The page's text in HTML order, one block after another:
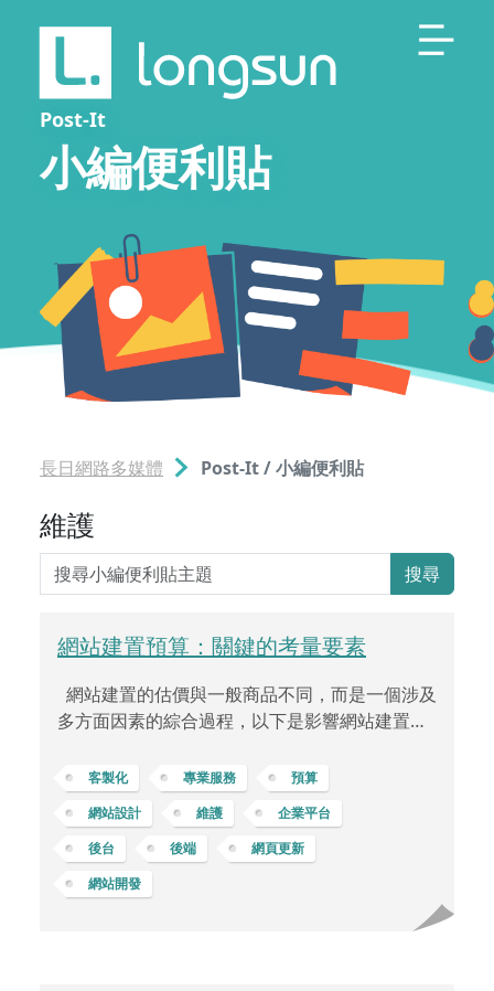
Post-It
小編便利貼
長日網路多媒體 Post-It / 小編便利貼
維護
搜尋
網站建置預算：關鍵的考量要素
網站建置的估價與一般商品不同，而是一個涉及
多方面因素的綜合過程，以下是影響網站建置費
有其獨特性，不僅僅是頁數的差異。網站的複雜
度體現於功能、設計、技術要求等多方面。一個
需要設計特殊功能、具有複雜後端系統的網站，
像是電子商務、訂單系統、會員登錄，或是互動
效果等等，其開發成本自然會高於一個靜態、單
純的網站。 網站客製化程度不同客戶對於網站的
需求不同，有些客戶希望有高度客製化或專屬的
客製化 專業服務
預算
網站設計
維護
企業平台
後台
後端
網頁更新
網站開發